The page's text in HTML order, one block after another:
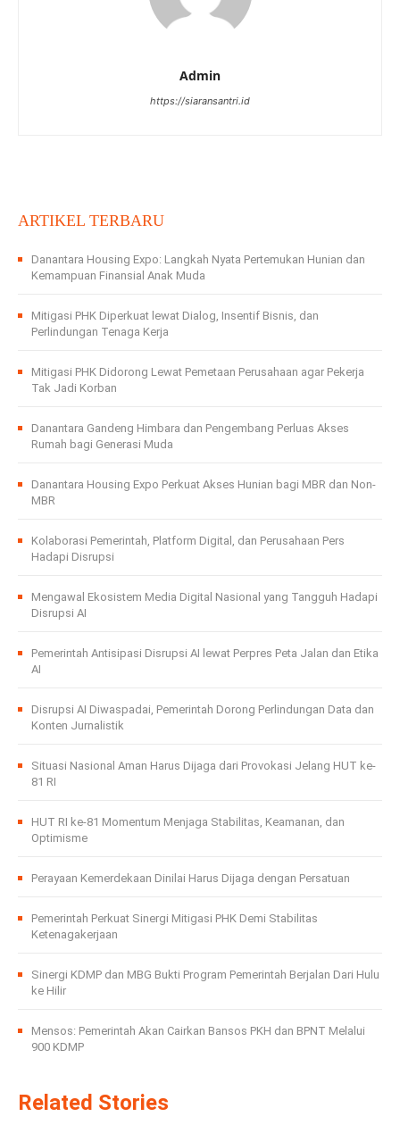
Admin
https://siaransantri.id
ARTIKEL TERBARU
Danantara Housing Expo: Langkah Nyata Pertemukan Hunian dan
Kemampuan Finansial Anak Muda
Mitigasi PHK Diperkuat lewat Dialog, Insentif Bisnis, dan
Perlindungan Tenaga Kerja
Mitigasi PHK Didorong Lewat Pemetaan Perusahaan agar Pekerja
Tak Jadi Korban
Danantara Gandeng Himbara dan Pengembang Perluas Akses
Rumah bagi Generasi Muda
Danantara Housing Expo Perkuat Akses Hunian bagi MBR dan Non-
MBR
Kolaborasi Pemerintah, Platform Digital, dan Perusahaan Pers
Hadapi Disrupsi
Mengawal Ekosistem Media Digital Nasional yang Tangguh Hadapi
Disrupsi AI
Pemerintah Antisipasi Disrupsi AI lewat Perpres Peta Jalan dan Etika
AI
Disrupsi AI Diwaspadai, Pemerintah Dorong Perlindungan Data dan
Konten Jurnalistik
Situasi Nasional Aman Harus Dijaga dari Provokasi Jelang HUT ke-
81 RI
HUT RI ke-81 Momentum Menjaga Stabilitas, Keamanan, dan
Optimisme
Perayaan Kemerdekaan Dinilai Harus Dijaga dengan Persatuan
Pemerintah Perkuat Sinergi Mitigasi PHK Demi Stabilitas
Ketenagakerjaan
Sinergi KDMP dan MBG Bukti Program Pemerintah Berjalan Dari Hulu
ke Hilir
Mensos: Pemerintah Akan Cairkan Bansos PKH dan BPNT Melalui
900 KDMP
Related Stories